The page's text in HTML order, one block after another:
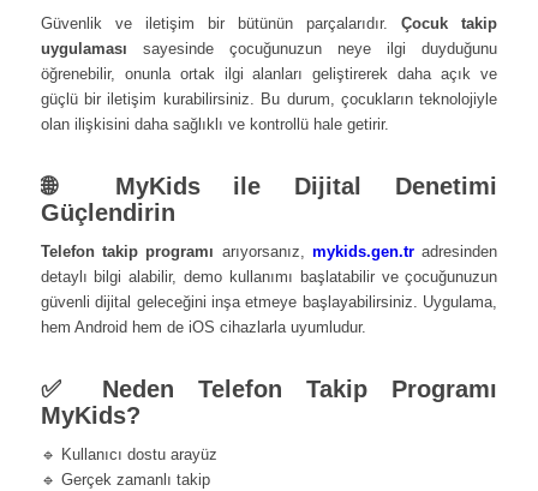
Güvenlik ve iletişim bir bütünün parçalarıdır.Çocuk takip
uygulaması sayesinde çocuğunuzun neye ilgi duyduğunu
öğrenebilir, onunla ortak ilgi alanları geliştirerek daha açık ve
güçlü bir iletişim kurabilirsiniz. Bu durum, çocukların teknolojiyle
olan ilişkisini daha sağlıklı ve kontrollü hale getirir.
🌐 MyKids ile Dijital Denetimi
Güçlendirin
Telefon takip programı arıyorsanız,mykids.gen.tr adresinden
detaylı bilgi alabilir, demo kullanımı başlatabilir ve çocuğunuzun
güvenli dijital geleceğini inşa etmeye başlayabilirsiniz. Uygulama,
hem Android hem de iOS cihazlarla uyumludur.
✅ Neden Telefon Takip Programı
MyKids?
🔹 Kullanıcı dostu arayüz
🔹 Gerçek zamanlı takip